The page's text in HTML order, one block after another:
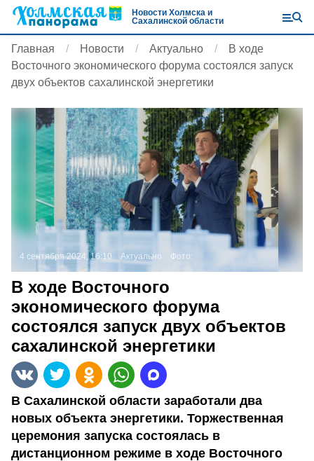
Новости Холмска и
Сахалинской области
Главная Новости Актуально
В ходе
Восточного экономического форума состоялся запуск
двух объектов сахалинской энергетики
4 сентября 2024, 16:10 Актуально Фото:
В ходе Восточного
экономического форума
состоялся запуск двух объектов
сахалинской энергетики
В Сахалинской области заработали два
новых объекта энергетики. Торжественная
церемония запуска состоялась в
дистанционном режиме в ходе Восточного